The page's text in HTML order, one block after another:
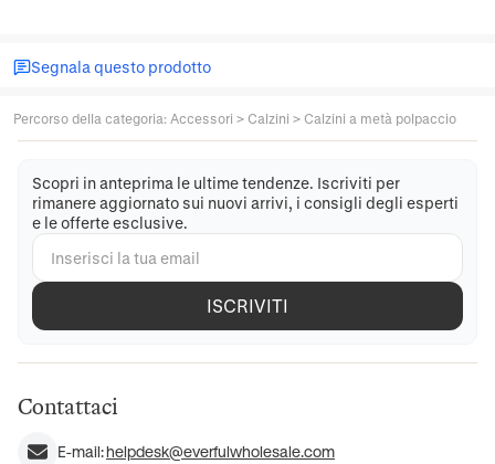
Segnala questo prodotto
Percorso della categoria: Accessori > Calzini > Calzini a metà polpaccio
Scopri in anteprima le ultime tendenze. Iscriviti per
rimanere aggiornato sui nuovi arrivi, i consigli degli esperti
e le offerte esclusive.
ISCRIVITI
Contattaci
E-mail:helpdesk@everfulwholesale.com